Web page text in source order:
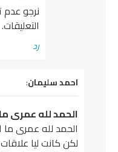
نرجو عدم
التعليقات.
رد
يقول
احمد سليمان:
الحمد لله عمرى
الحمد لله عمرى
لكن كانت ليا